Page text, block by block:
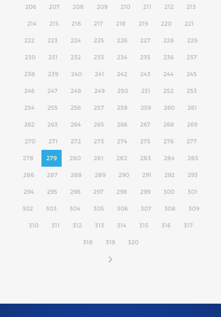
206 207 208 209 210 211 212 213
214 215 216 217 218 219 220 221
222 223 224 225 226 227 228 229
230 231 232 233 234 235 236 237
238 239 240 241 242 243 244 245
246 247 248 249 250 251 252 253
254 255 256 257 258 259 260 261
262 263 264 265 266 267 268 269
270 271 272 273 274 275 276 277
278 279 280 281 282 283 284 285
286 287 288 289 290 291 292 293
294 295 296 297 298 299 300 301
302 303 304 305 306 307 308 309
310 311 312 313 314 315 316 317
318 319 320